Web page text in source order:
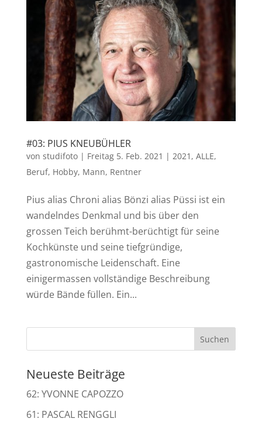
#03: PIUS KNEUBÜHLER
von studifoto| Freitag 5. Feb. 2021 | 2021 , ALLE,
Beruf, Hobby, Mann, Rentner
Pius alias Chroni alias Bönzi alias Püssi ist ein
wandelndes Denkmal und bis über den
grossen Teich berühmt-berüchtigt für seine
Kochkünste und seine tiefgründige,
gastronomische Leidenschaft. Eine
einigermassen vollständige Beschreibung
würde Bände füllen. Ein...
Neueste Beiträge
62: YVONNE CAPOZZO
61: PASCAL RENGGLI